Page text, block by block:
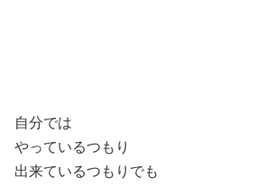
自分では
やっているつもり
出来ているつもりでも